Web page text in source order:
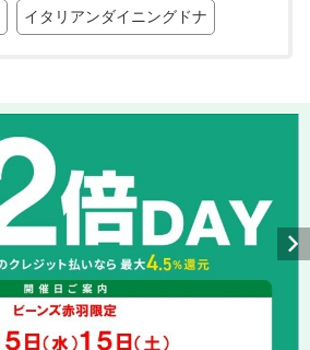
イタリアンダイニングドナ